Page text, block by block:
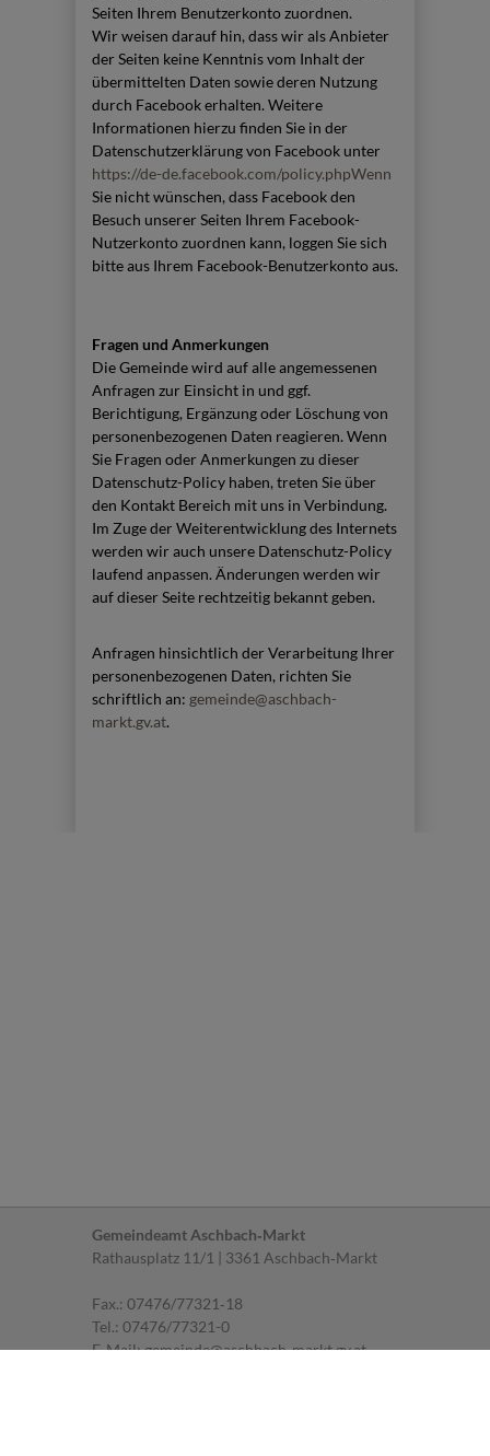
Seiten Ihrem Benutzerkonto zuordnen.
Wir weisen darauf hin, dass wir als Anbieter
der Seiten keine Kenntnis vom Inhalt der
übermittelten Daten sowie deren Nutzung
durch Facebook erhalten. Weitere
Informationen hierzu finden Sie in der
Datenschutzerklärung von Facebook unter
https://de-de.facebook.com/policy.phpWenn
Sie nicht wünschen, dass Facebook den
Besuch unserer Seiten Ihrem Facebook-
Nutzerkonto zuordnen kann, loggen Sie sich
bitte aus Ihrem Facebook-Benutzerkonto aus.
Fragen und Anmerkungen
Die Gemeinde wird auf alle angemessenen
Anfragen zur Einsicht in und ggf.
Berichtigung, Ergänzung oder Löschung von
personenbezogenen Daten reagieren. Wenn
Sie Fragen oder Anmerkungen zu dieser
Datenschutz-Policy haben, treten Sie über
den Kontakt Bereich mit uns in Verbindung.
Im Zuge der Weiterentwicklung des Internets
werden wir auch unsere Datenschutz-Policy
laufend anpassen. Änderungen werden wir
auf dieser Seite rechtzeitig bekannt geben.
Anfragen hinsichtlich der Verarbeitung Ihrer
personenbezogenen Daten, richten Sie
schriftlich an: gemeinde@aschbach-
markt.gv.at.
Gemeindeamt Aschbach‐Markt
Rathausplatz 11/1 | 3361 Aschbach‐Markt
Fax.: 07476/77321‐18
Tel.: 07476/77321-0
E‐Mail:gemeinde@aschbach-markt.gv.at